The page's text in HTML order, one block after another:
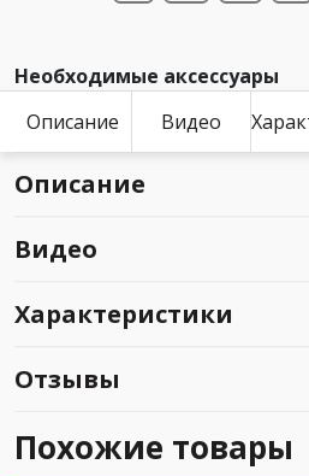
Необходимые аксессуары
Описание
Видео
Описание
Видео
Характеристики
Отзывы
Похожие товары